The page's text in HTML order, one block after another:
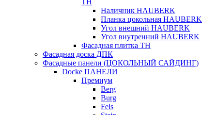
ТН
Наличник HAUBERK
Планка цокольная HAUBERK
Угол внешний HAUBERK
Угол внутренний HAUBERK
Фасадная плитка ТН
Фасадная доска ДПК
Фасадные панели (ЦОКОЛЬНЫЙ САЙДИНГ)
Docke ПАНЕЛИ
Премиум
Berg
Burg
Fels